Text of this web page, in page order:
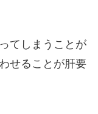
てしまうことが
せることが肝要